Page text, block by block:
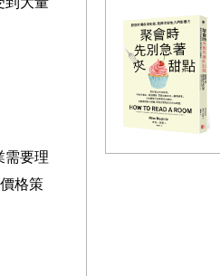
需要理
格策